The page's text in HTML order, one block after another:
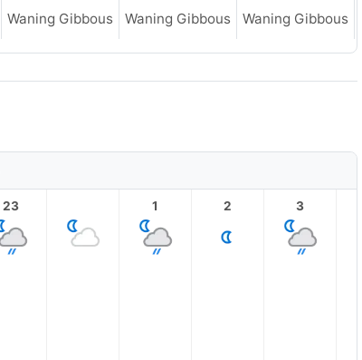
Waning Gibbous Waning Gibbous Waning Gibbous
23 1 2 3